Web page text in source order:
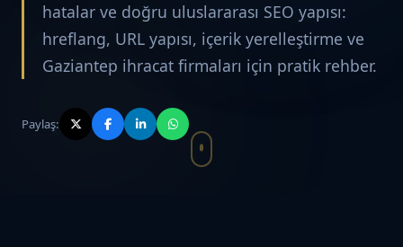
hatalar ve doğru uluslararası SEO yapısı:
hreflang, URL yapısı, içerik yerelleştirme ve
Gaziantep ihracat firmaları için pratik rehber.
Paylaş: